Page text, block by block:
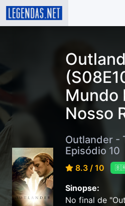
Mundo
Nosso
Outlander -
Episódio 10
8.3 / 10 🇧🇷
Sinopse:
No final de